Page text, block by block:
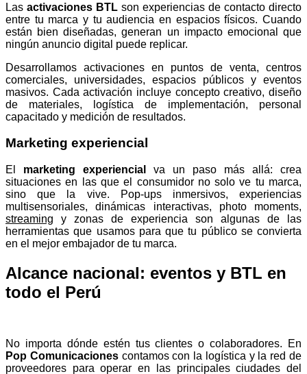
Las activaciones BTL son experiencias de contacto directo
entre tu marca y tu audiencia en espacios físicos. Cuando
están bien diseñadas, generan un impacto emocional que
ningún anuncio digital puede replicar.
Desarrollamos activaciones en puntos de venta, centros
comerciales, universidades, espacios públicos y eventos
masivos. Cada activación incluye concepto creativo, diseño
de materiales, logística de implementación, personal
capacitado y medición de resultados.
Marketing experiencial
El marketing experiencial
va un paso más allá: crea
situaciones en las que el consumidor no solo ve tu marca,
sino que la vive. Pop-ups inmersivos, experiencias
multisensoriales, dinámicas interactivas, photo moments,
streaming y zonas de experiencia son algunas de las
herramientas que usamos para que tu público se convierta
en el mejor embajador de tu marca.
Alcance nacional: eventos y BTL en
todo el Perú
No importa dónde estén tus clientes o colaboradores. En
Pop Comunicacionescontamos con la logística y la red de
proveedores para operar en las principales ciudades del